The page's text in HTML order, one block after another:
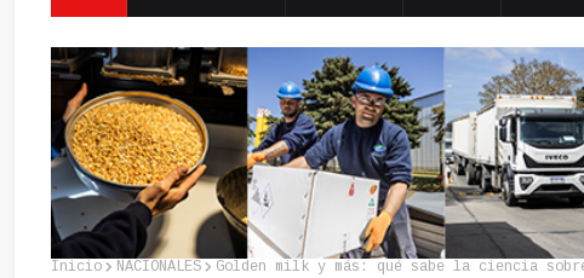
Inicio NACIONALES Golden milk y más: qué sabe la ciencia